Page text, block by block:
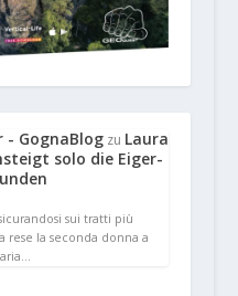
GognaBlogzu Laura
solo die Eiger-
sui tratti più
rese la seconda donna a